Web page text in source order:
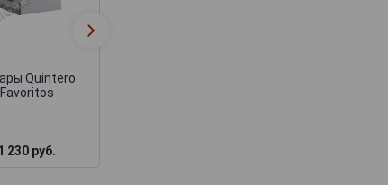
Quintero
Favoritos
230 руб.